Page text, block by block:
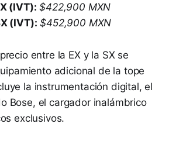
(IVT): $422,900 MXN
(IVT): $452,900 MXN
entre la EX y la SX se
adicional de la tope
la instrumentación digital, el
Bose, el cargador inalámbrico
exclusivos.